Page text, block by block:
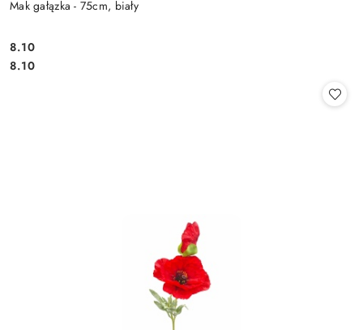
Mak gałązka - 75cm, biały
Cena:
8.10
Cena:
8.10